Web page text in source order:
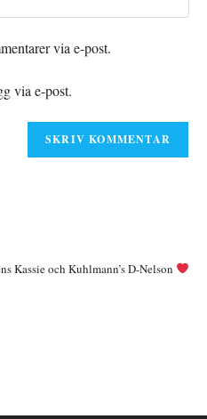
via e-post.
via e-post.
Kassie och Kuhlmann’s D-Nelson